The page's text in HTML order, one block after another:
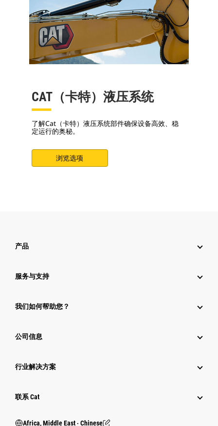
CAT（卡特）液压系统
了解Cat（卡特）液压系统部件确保设备高效、稳
定运行的奥秘。
浏览选项
产品
服务与支持
我们如何帮助您？
公司信息
行业解决方案
联系 Cat
Africa, Middle East ‧ Chinese